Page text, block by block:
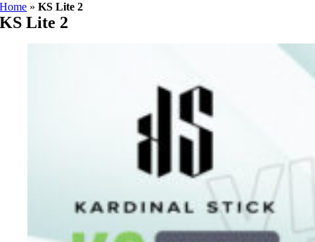
Home »KS Lite 2
KS Lite 2